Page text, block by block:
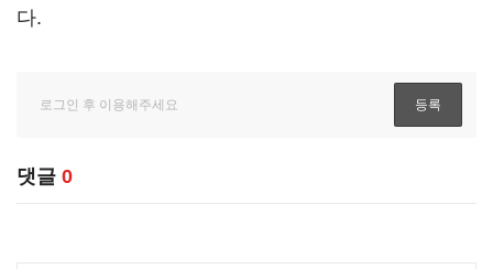
다.
댓글 0